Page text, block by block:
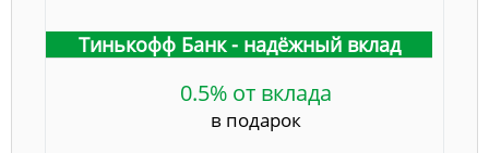
Тинькофф Банк - надёжный вклад
0.5% от вклада
в подарок